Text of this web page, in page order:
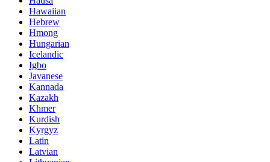
Hawaiian
Hebrew
Hmong
Hungarian
Icelandic
Igbo
Javanese
Kannada
Kazakh
Khmer
Kurdish
Kyrgyz
Latin
Latvian